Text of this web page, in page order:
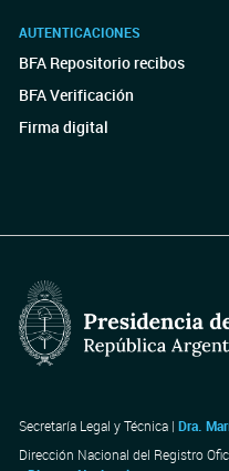
AUTENTICACIONES
BFA Repositorio recibos
BFA Verificación
Firma digital
Secretaría Legal y Técnica | Dra.
Dirección Nacional del Registro